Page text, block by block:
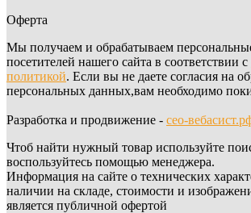
Оферта
Мы получаем и обрабатываем
посетителей нашего сайта в соответствии с
политикой. Если вы не даете согласия на
персональных данных,вам необходимо
Разработка и продвижение - сео-
Чтоб найти нужный товар используйте
воспользуйтесь помощью менеджера.
Информация на сайте о технических
наличии на складе, стоимости и
является публичной офертой